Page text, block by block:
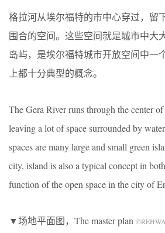
格拉河从埃尔福特的市中心穿过，留
围合的空间。这些空间就是城市中大
岛屿，是埃尔福特城市开放空间中一
上都十分典型的概念。
The Gera River runs through the center
leaving a lot of space surrounded by
spaces are many large and small green
city, island is also a typical concept in
function of the open space in the city of
▼场地平面图，The master plan